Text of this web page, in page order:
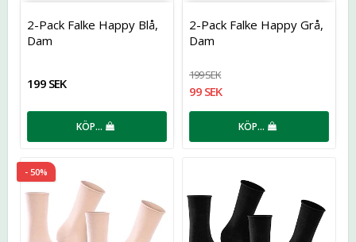
Lägg till i favoritlistan
2-Pack Falke Happy Blå,
Dam
199 SEK
KÖP…
2-Pack Falke Happy Grå,
Dam
199 SEK
99 SEK
KÖP…
- 50%